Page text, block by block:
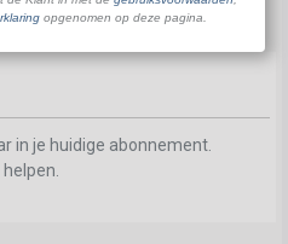
in je huidige abonnement.
opgenomen op deze pagina.